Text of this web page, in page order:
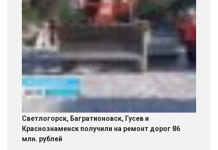
Светлогорск, Багратионовск, Гусев и
Краснознаменск получили на ремонт дорог 86
млн. рублей